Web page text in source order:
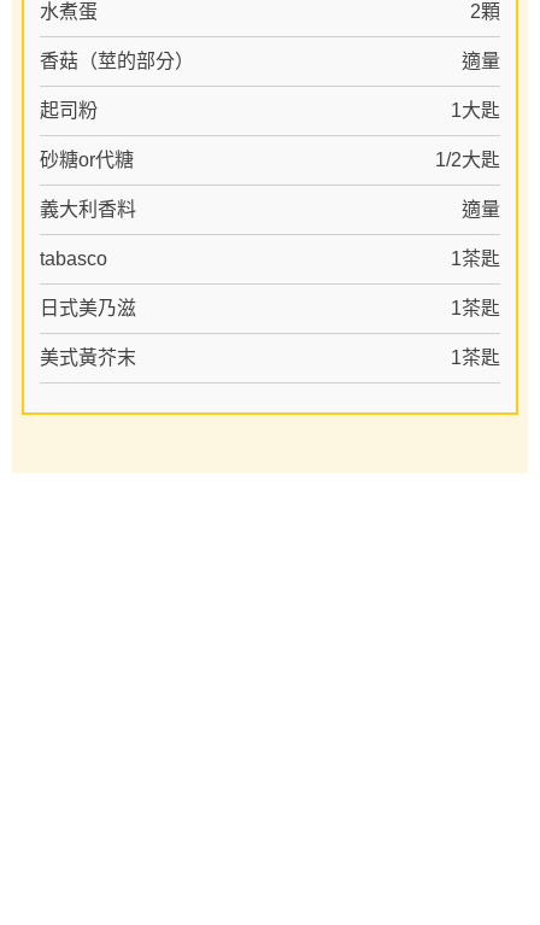
水煮蛋 2顆
香菇（莖的部分） 適量
起司粉 1大匙
砂糖or代糖 1/2大匙
義大利香料 適量
tabasco 1茶匙
日式美乃滋 1茶匙
美式黃芥末 1茶匙